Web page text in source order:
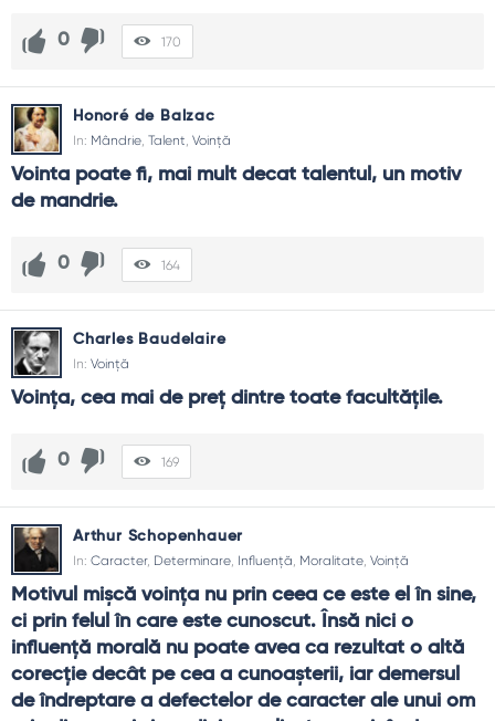
0 170
Honoré de Balzac
In: Mândrie, Talent, Voință
Vointa poate fi, mai mult decat talentul, un motiv
de mandrie.
0 164
Charles Baudelaire
In: Voință
Voinţa, cea mai de preţ dintre toate facultăţile.
0 169
Arthur Schopenhauer
In: Caracter, Determinare, Influență, Moralitate, Voință
Motivul mişcă voinţa nu prin ceea ce este el în sine,
ci prin felul în care este cunoscut. Însă nici o
influenţă morală nu poate avea ca rezultat o altă
corecţie decât pe cea a cunoaşterii, iar demersul
de îndreptare a defectelor de caracter ale unui om